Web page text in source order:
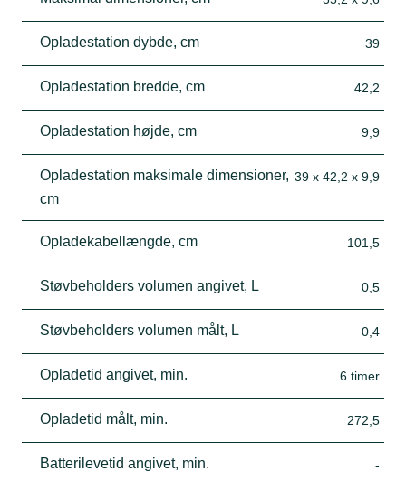
Opladestation dybde, cm 39
Opladestation bredde, cm 42,2
Opladestation højde, cm 9,9
Opladestation maksimale dimensioner,
cm
39 x 42,2 x 9,9
Opladekabellængde, cm 101,5
Støvbeholders volumen angivet, L 0,5
Støvbeholders volumen målt, L 0,4
Opladetid angivet, min. 6 timer
Opladetid målt, min. 272,5
Batterilevetid angivet, min. -